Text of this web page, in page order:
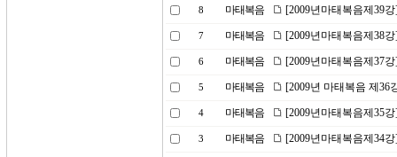
8 마태복음 [2009년마태복음제39
7 마태복음 [2009년마태복음제38
6 마태복음 [2009년마태복음제37
5 마태복음 [2009년 마태복음 제36
4 마태복음 [2009년마태복음제35
3 마태복음 [2009년마태복음제34